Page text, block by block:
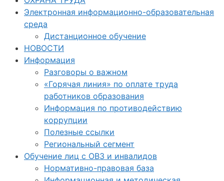
Электронная информационно-образовательная
среда
Дистанционное обучение
НОВОСТИ
Информация
Разговоры о важном
«Горячая линия» по оплате труда
работников образования
Информация по противодействию
коррупции
Полезные ссылки
Региональный сегмент
Обучение лиц с ОВЗ и инвалидов
Нормативно-правовая база